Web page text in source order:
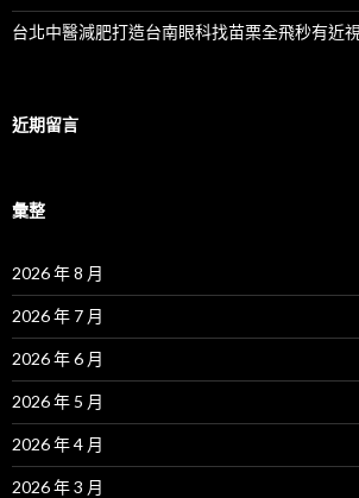
台北中醫減肥打造台南眼科找苗栗全飛秒有近
近期留言
彙整
2026 年 8 月
2026 年 7 月
2026 年 6 月
2026 年 5 月
2026 年 4 月
2026 年 3 月